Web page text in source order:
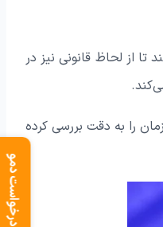
تا از لحاظ قانونی نیز در
را به دقت بررسی کرده
درخواست دمو